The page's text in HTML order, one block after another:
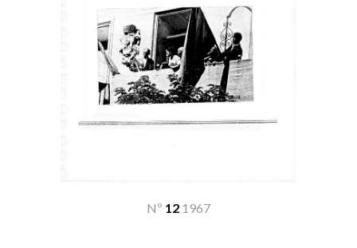
Nº 12 1967